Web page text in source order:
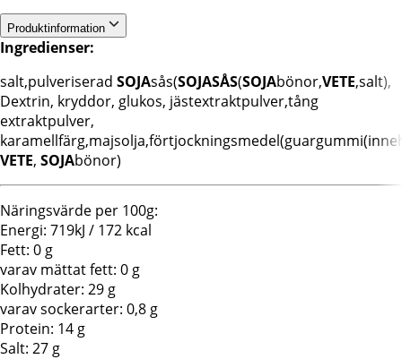
Produktinformation
Ingredienser:
salt,pulveriserad SOJAsås(SOJASÅS(SOJAbönor,VETE,salt),
Dextrin, kryddor, glukos, jästextraktpulver,tång
extraktpulver,
VETE, SOJAbönor)
Näringsvärde per 100g:
Energi: 719kJ / 172 kcal
Fett: 0 g
varav mättat fett: 0 g
Kolhydrater: 29 g
varav sockerarter: 0,8 g
Protein: 14 g
Salt: 27 g